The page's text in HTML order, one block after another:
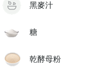
黑麥汁
糖
乾酵母粉